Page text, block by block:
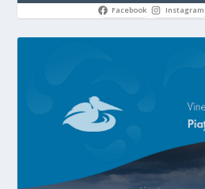
Facebook Instagram